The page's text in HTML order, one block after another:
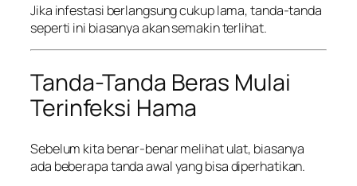
Jika infestasi berlangsung cukup lama, tanda-tanda
seperti ini biasanya akan semakin terlihat.
Tanda-Tanda Beras Mulai
Terinfeksi Hama
Sebelum kita benar-benar melihat ulat, biasanya
ada beberapa tanda awal yang bisa diperhatikan.